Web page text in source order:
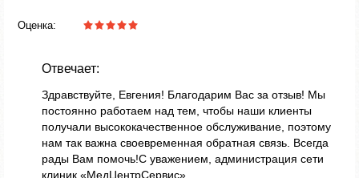
Оценка:
Отвечает:
Здравствуйте, Евгения! Благодарим Вас за отзыв! Мы
постоянно работаем над тем, чтобы наши клиенты
получали высококачественное обслуживание, поэтому
нам так важна своевременная обратная связь. Всегда
рады Вам помочь!С уважением, администрация сети
клиник «МедЦентрСервис».